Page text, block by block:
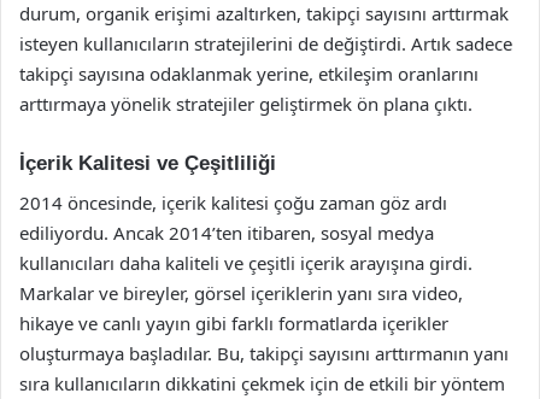
durum, organik erişimi azaltırken, takipçi sayısını arttırmak
isteyen kullanıcıların stratejilerini de değiştirdi. Artık sadece
takipçi sayısına odaklanmak yerine, etkileşim oranlarını
arttırmaya yönelik stratejiler geliştirmek ön plana çıktı.
İçerik Kalitesi ve Çeşitliliği
2014 öncesinde, içerik kalitesi çoğu zaman göz ardı
ediliyordu. Ancak 2014’ten itibaren, sosyal medya
kullanıcıları daha kaliteli ve çeşitli içerik arayışına girdi.
Markalar ve bireyler, görsel içeriklerin yanı sıra video,
hikaye ve canlı yayın gibi farklı formatlarda içerikler
oluşturmaya başladılar. Bu, takipçi sayısını arttırmanın yanı
sıra kullanıcıların dikkatini çekmek için de etkili bir yöntem